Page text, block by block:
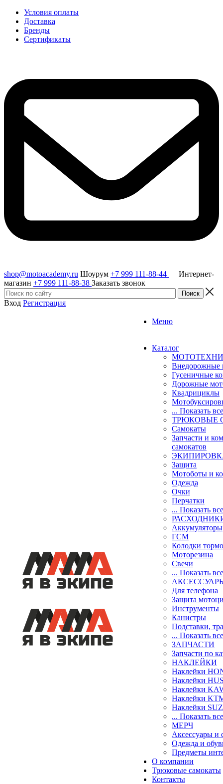
Условия оплаты
Доставка
Бренды
Сертификаты
shop@motoacademy.ru Шоурум +7 999 111-88-44
Интернет-
магазин +7 999 111-88-38 Заказать звонок
Вход Регистрация
Меню
Каталог
Внедорожные
Гусеничные
Дорожные
Квадрициклы
... Показать все
ТРЮКОВЫЕ
Самокаты
Запчасти и
самокатов
Защита
Мотоботы и
Одежда
Очки
Перчатки
... Показать все
Аккумуляторы
ГСМ
Колодки
Моторезина
Свечи
... Показать все
Для телефона
Защита
Инструменты
Канистры
Подставки,
... Показать все
ЗАПЧАСТИ
Запчасти по
НАКЛЕЙКИ
Наклейки
Наклейки
Наклейки
Наклейки
Наклейки
... Показать все
МЕРЧ
Аксессуары и
Одежда и
Предметы
О компании
Трюковые самокаты
Контакты